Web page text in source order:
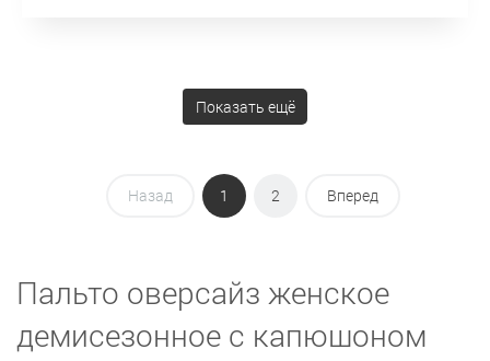
Показать ещё
Назад 1 2 Вперед
Пальто оверсайз женское
демисезонное с капюшоном